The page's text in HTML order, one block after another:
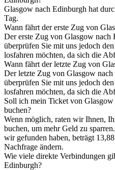
Glasgow nach Edinburgh hat
Tag.
Wann fährt der erste Zug von
Der erste Zug von Glasgow
überprüfen Sie mit uns jedoch
losfahren möchten, da sich die
Wann fährt der letzte Zug von
Der letzte Zug von Glasgow
überprüfen Sie mit uns jedoch
losfahren möchten, da sich die
Soll ich mein Ticket von
buchen?
Wenn möglich, raten wir Ihnen,
buchen, um mehr Geld zu
wir gefunden haben, beträgt
Nachfrage ändern.
Wie viele direkte Verbindungen
Edinburgh?